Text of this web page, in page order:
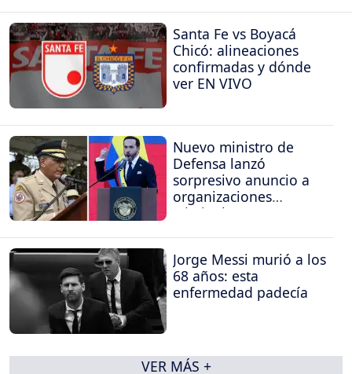
Santa Fe vs Boyacá
Chicó: alineaciones
confirmadas y dónde
ver EN VIVO
Nuevo ministro de
Defensa lanzó
sorpresivo anuncio a
organizaciones
criminales
Jorge Messi murió a los
68 años: esta
enfermedad padecía
VER MÁS +